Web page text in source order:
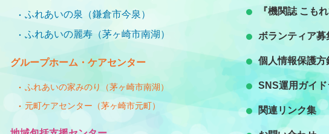
ふれあいの泉（鎌倉市今泉）
ふれあいの麗寿（茅ヶ崎市南湖）
グループホーム・ケアセンター
ふれあいの家みのり（茅ヶ崎市南湖）
元町ケアセンター（茅ヶ崎市元町）
『機関誌 こも
ボランティア募
個人情報保護方
SNS運用ガイ
関連リンク集